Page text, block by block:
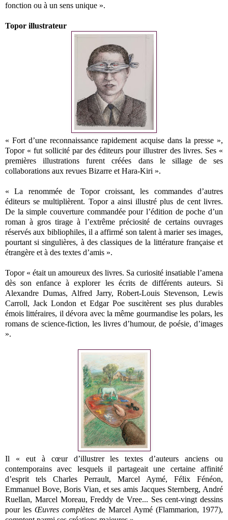
fonction ou à un sens unique ».
Topor illustrateur
« Fort d’une reconnaissance rapidement acquise dans la presse »,
Topor « fut sollicité par des éditeurs pour illustrer des livres. Ses «
premières illustrations furent créées dans le sillage de ses
collaborations aux revues Bizarre et Hara-Kiri ».
« La renommée de Topor croissant, les commandes d’autres
éditeurs se multiplièrent. Topor a ainsi illustré plus de cent livres.
De la simple couverture commandée pour l’édition de poche d’un
roman à gros tirage à l’extrême préciosité de certains ouvrages
réservés aux bibliophiles, il a affirmé son talent à marier ses images,
pourtant si singulières, à des classiques de la littérature française et
étrangère et à des textes d’amis ».
Topor « était un amoureux des livres. Sa curiosité insatiable l’amena
dès son enfance à explorer les écrits de différents auteurs. Si
Alexandre Dumas, Alfred Jarry, Robert-Louis Stevenson, Lewis
Carroll, Jack London et Edgar Poe suscitèrent ses plus durables
émois littéraires, il dévora avec la même gourmandise les polars, les
romans de science-fiction, les livres d’humour, de poésie, d’images
».
Il « eut à cœur d’illustrer les textes d’auteurs anciens ou
contemporains avec lesquels il partageait une certaine affinité
d’esprit tels Charles Perrault, Marcel Aymé, Félix Fénéon,
Emmanuel Bove, Boris Vian, et ses amis Jacques Sternberg, André
Ruellan, Marcel Moreau, Freddy de Vree... Ses cent-vingt dessins
pour lesŒuvres complètes de Marcel Aymé (Flammarion, 1977),